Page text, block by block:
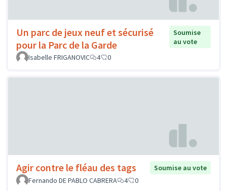
Un parc de jeux neuf et sécurisé
pour la Parc de la Garde
Soumise
au vote
Isabelle FRIGANOVIC
4 0
Agir contre le fléau des tags
Soumise au vote
Fernando DE PABLO CABRERA
4 0